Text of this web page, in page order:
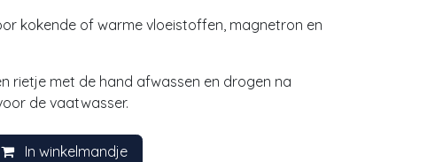
kokende of warme vloeistoffen, magnetron en
rietje met de hand afwassen en drogen na
de vaatwasser.
In winkelmandje